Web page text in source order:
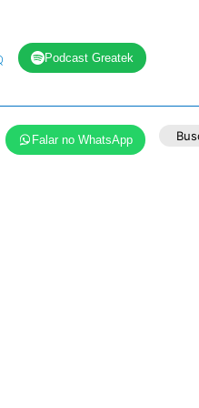
Podcast Greatek
Falar no WhatsApp